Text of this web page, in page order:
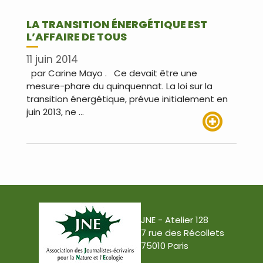
LA TRANSITION ÉNERGÉTIQUE EST
L’AFFAIRE DE TOUS
11 juin 2014
par Carine Mayo . Ce devait être une
mesure-phare du quinquennat. La loi sur la
transition énergétique, prévue initialement en
juin 2013, ne …
JNE - Atelier 128
7 rue des Récollets
75010 Paris